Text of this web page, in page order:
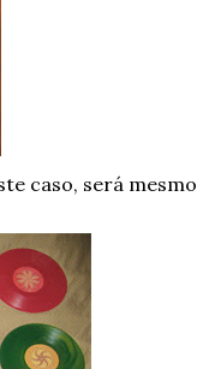
caso, será mesmo